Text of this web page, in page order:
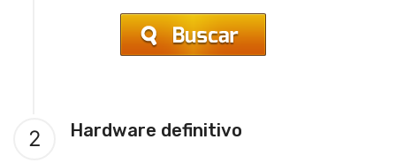
2 Hardware definitivo